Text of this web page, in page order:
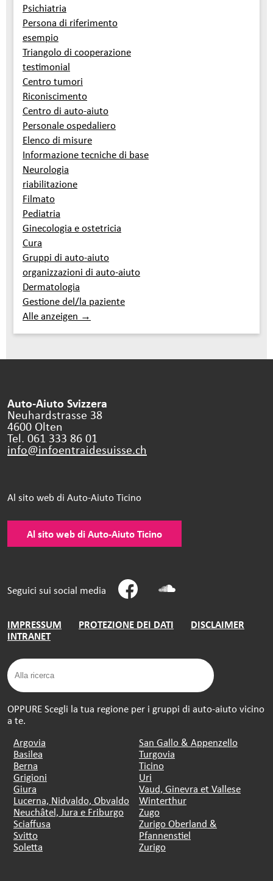
Psichiatria
Persona di riferimento
esempio
Triangolo di cooperazione
testimonial
Centro tumori
Riconiscimento
Centro di auto-aiuto
Personale ospedaliero
Elenco di misure
Informazione tecniche di base
Neurologia
riabilitazione
Filmato
Pediatria
Ginecologia e ostetricia
Cura
Gruppi di auto-aiuto
organizzazioni di auto-aiuto
Dermatologia
Gestione del/la paziente
Alle anzeigen →
Auto-Aiuto Svizzera
Neuhardstrasse 38
4600 Olten
Tel. 061 333 86 01
info@infoentraidesuisse.ch
Al sito web di Auto-Aiuto Ticino
Al sito web di Auto-Aiuto Ticino
Seguici sui social media
IMPRESSUM PROTEZIONE DEI DATI
DISCLAIMER
INTRANET
OPPURE Scegli la tua regione per i gruppi di auto-aiuto vicino
a te.
Argovia
Basilea
Berna
Grigioni
Giura
Lucerna, Nidvaldo, Obvaldo
Neuchâtel, Jura e Friburgo
Sciaffusa
Svitto
Soletta
San Gallo & Appenzello
Turgovia
Ticino
Uri
Vaud, Ginevra et Vallese
Winterthur
Zugo
Zurigo Oberland &
Pfannenstiel
Zurigo